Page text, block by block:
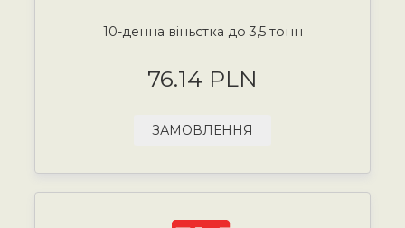
10-денна віньєтка до 3,5 тонн
76.14 PLN
ЗАМОВЛЕННЯ